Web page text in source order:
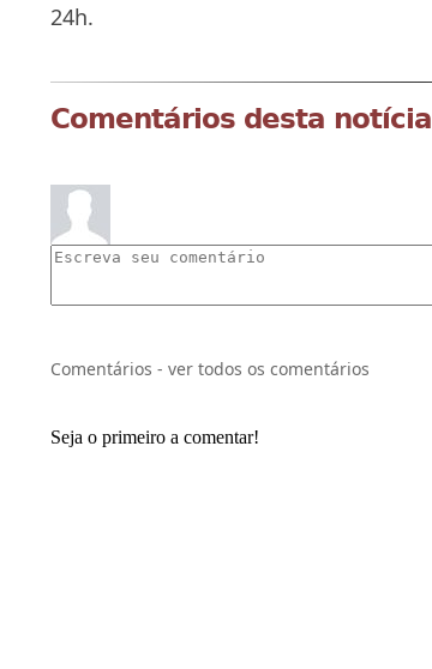
24h.
Comentários desta notícia
Comentários - ver todos os comentários
Seja o primeiro a comentar!